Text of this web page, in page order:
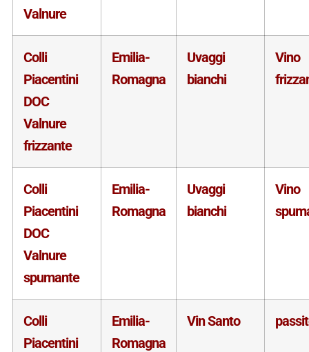
Valnure
Colli
Piacentini
DOC
Valnure
frizzante
Emilia-
Romagna
Uvaggi
bianchi
Vino
Colli
Piacentini
DOC
Valnure
spumante
Emilia-
Romagna
Uvaggi
bianchi
Vino
Colli
Piacentini
Emilia-
Romagna
Vin Santo